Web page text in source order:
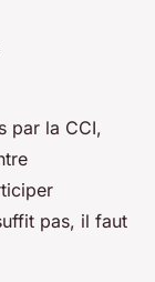
par la CCI,
pas, il faut